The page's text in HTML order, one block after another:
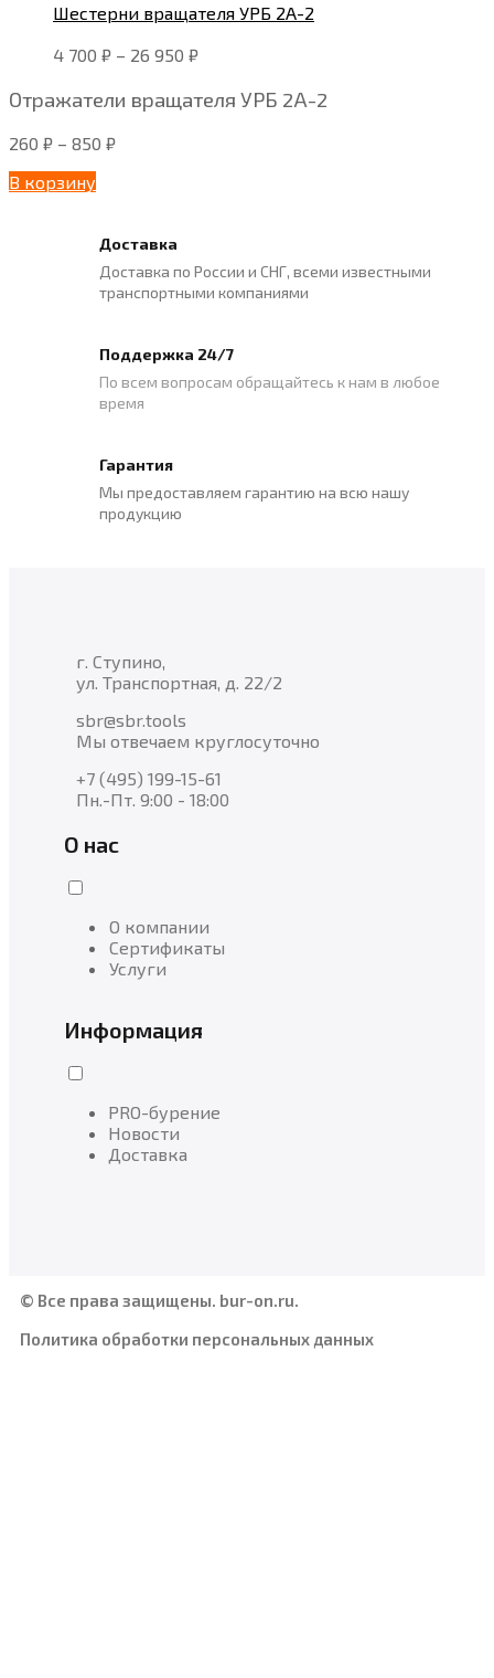
Шестерни вращателя УРБ 2А-2
4 700 ₽ – 26 950 ₽
Отражатели вращателя УРБ 2А-2
260 ₽ – 850 ₽
В корзину
Доставка
Доставка по России и СНГ, всеми известными
транспортными компаниями
Поддержка 24/7
По всем вопросам обращайтесь к нам в любое
время
Гарантия
Мы предоставляем гарантию на всю нашу
продукцию
г. Ступино,
ул. Транспортная, д. 22/2
sbr@sbr.tools
Мы отвечаем круглосуточно
+7 (495) 199-15-61
Пн.-Пт. 9:00 - 18:00
О нас
О компании
Сертификаты
Услуги
Информация
PRO-бурение
Новости
Доставка
© Все права защищены. bur-on.ru.
Политика обработки персональных данных